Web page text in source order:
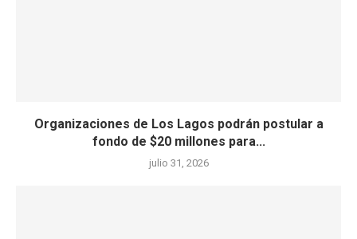
Organizaciones de Los Lagos podrán postular a
fondo de $20 millones para...
julio 31, 2026